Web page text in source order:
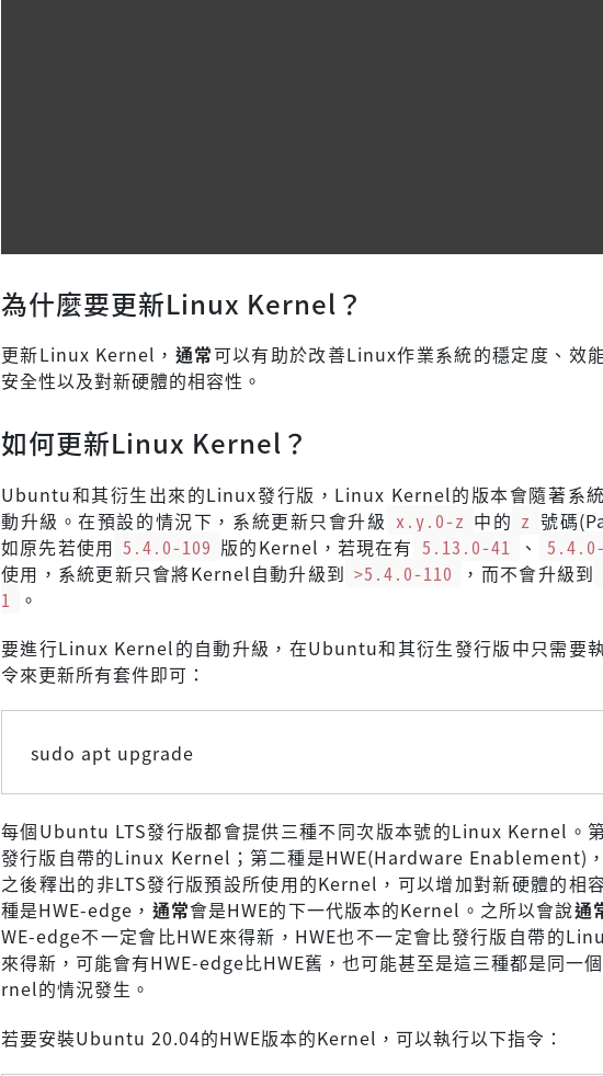
為什麼要更新Linux Kernel？
更新Linux Kernel， 通常可以有助於改善Linux作業系統的穩定度、效
安全性以及對新硬體的相容性。
如何更新Linux Kernel？
Ubuntu和其衍生出來的Linux發行版，Linux Kernel的版本會隨著系
動升級。在預設的情況下，系統更新只會升級 x.y.0-z 中的 z 號碼
如原先若使用 5.4.0-109 版的Kernel，若現在有 5.13.0-41 、
使用，系統更新只會將Kernel自動升級到 >5.4.0-110 ，而不會升級到
1
。
要進行Linux Kernel的自動升級，在Ubuntu和其衍生發行版中只需要
令來更新所有套件即可：
sudo apt upgrade
每個Ubuntu LTS發行版都會提供三種不同次版本號的Linux Kernel。
發行版自帶的Linux Kernel；第二種是HWE(Hardware Enablement)，
之後釋出的非LTS發行版預設所使用的Kernel，可以增加對新硬體的相
種是HWE-edge， 通常會是HWE的下一代版本的Kernel。之所以會說通
WE-edge不一定會比HWE來得新，HWE也不一定會比發行版自帶的
來得新，可能會有HWE-edge比HWE舊，也可能甚至是這三種都是同一
rnel的情況發生。
若要安裝Ubuntu 20.04的HWE版本的Kernel，可以執行以下指令：